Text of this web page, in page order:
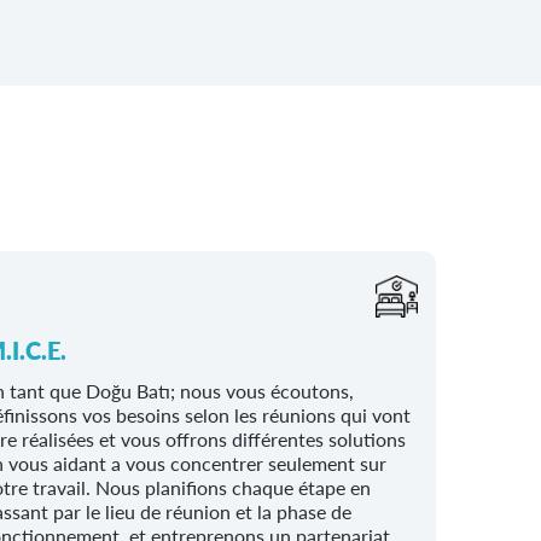
tant que Doğu Batı; nous vous écoutons,
vos besoins selon les réunions qui vont
réalisées et vous offrons différentes solutions
vous aidant a vous concentrer seulement sur
travail. Nous planifions chaque étape en
par le lieu de réunion et la phase de
et entreprenons un partenariat